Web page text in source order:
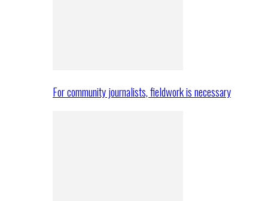
For community journalists, fieldwork is necessary